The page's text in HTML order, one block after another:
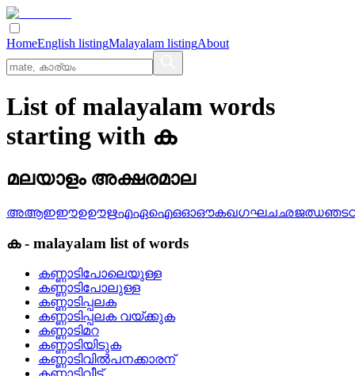
HomeEnglish listingMalayalam listingAbout
List of malayalam words
starting with ക
മലയാളം അക്ഷരമാല
അആഇഈഉഊഋഎഏഐഒഓഔകഖഗഘചഛജഝഞട
ക- malayalam list of words
കണ്ണാടിപോലെയുള്ള
കണ്ണാടിപോലുള്ള
കണ്ണാടിപ്പലക
കണ്ണാടിപ്പലക വയ്‌ക്കുക
കണ്ണാടിമറ
കണ്ണാടിയിടുക
കണ്ണാടിവില്‍പനക്കാരന്